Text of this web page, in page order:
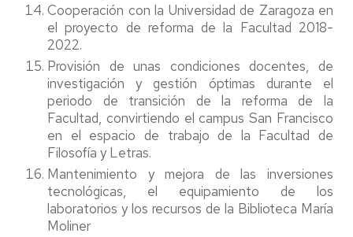
Cooperación con la Universidad de Zaragoza en
el proyecto de reforma de la Facultad 2018-
2022.
Provisión de unas condiciones docentes, de
investigación y gestión óptimas durante el
periodo de transición de la reforma de la
Facultad, convirtiendo el campus San Francisco
en el espacio de trabajo de la Facultad de
Filosofía y Letras.
Mantenimiento y mejora de las inversiones
tecnológicas, el equipamiento de los
laboratorios y los recursos de la Biblioteca María
Moliner